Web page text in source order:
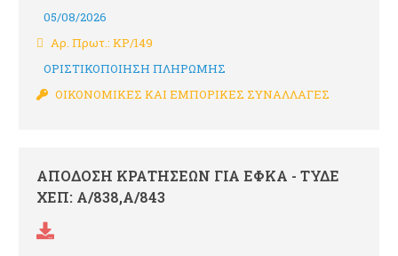
05/08/2026
Αρ. Πρωτ.: ΚΡ/149
ΟΡΙΣΤΙΚΟΠΟΙΗΣΗ ΠΛΗΡΩΜΗΣ
ΟΙΚΟΝΟΜΙΚΕΣ ΚΑΙ ΕΜΠΟΡΙΚΕΣ ΣΥΝΑΛΛΑΓΕΣ
ΑΠΟΔΟΣΗ ΚΡΑΤΗΣΕΩΝ ΓΙΑ ΕΦΚΑ - ΤΥΔΕ
ΧΕΠ: Α/838,Α/843